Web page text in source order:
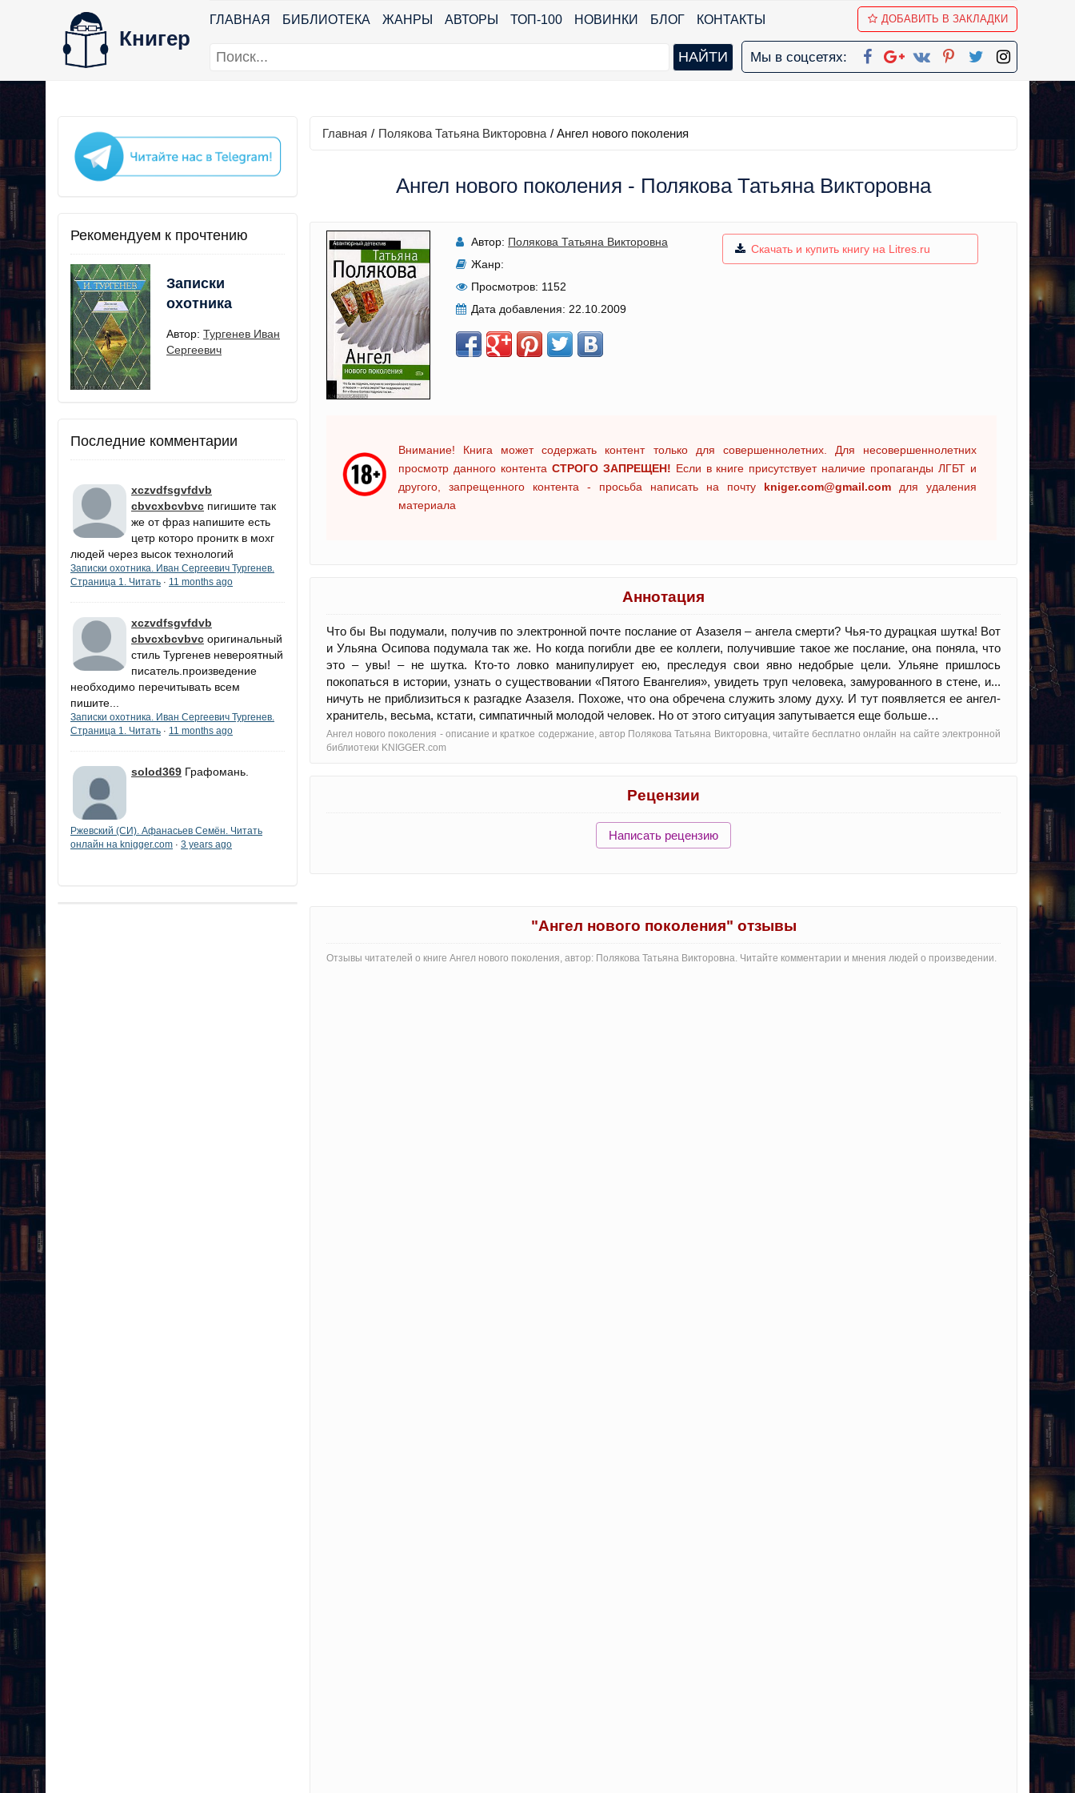
Книгер
ГЛАВНАЯ БИБЛИОТЕКА ЖАНРЫ АВТОРЫ ТОП-100 НОВИНКИ БЛОГ КОНТАКТЫ ДОБАВИТЬ В ЗАКЛАДКИ
Мы в соцсетях:
Рекомендуем к прочтению
Записки
охотника
Автор: Тургенев Иван
Сергеевич
Последние комментарии
xczvdfsgvfdvb
cbvcxbcvbvc пигишите так
же от фраз напишите есть
цетр которо пронитк в мохг
людей через высок технологий
Записки охотника. Иван Сергеевич Тургенев.
Страница 1. Читать · 11 months ago
xczvdfsgvfdvb
cbvcxbcvbvc оригинальный
стиль Тургенев невероятный
писатель.произведение
необходимо перечитывать всем
пишите...
Записки охотника. Иван Сергеевич Тургенев.
Страница 1. Читать · 11 months ago
solod369 Графомань.
Ржевский (СИ). Афанасьев Семён. Читать
онлайн на knigger.com · 3 years ago
Главная / Полякова Татьяна Викторовна / Ангел нового поколения
Ангел нового поколения - Полякова Татьяна Викторовна
Автор: Полякова Татьяна Викторовна
Жанр:
Просмотров: 1152
Дата добавления: 22.10.2009
Скачать и купить книгу на Litres.ru
Внимание! Книга может содержать контент только для совершеннолетних. Для несовершеннолетних
просмотр данного контента СТРОГО ЗАПРЕЩЕН! Если в книге присутствует наличие пропаганды ЛГБТ и
другого, запрещенного контента - просьба написать на почту kniger.com@gmail.com для удаления
материала
Аннотация
Что бы Вы подумали, получив по электронной почте послание от Азазеля – ангела смерти? Чья-то дурацкая шутка! Вот
и Ульяна Осипова подумала так же. Но когда погибли две ее коллеги, получившие такое же послание, она поняла, что
это – увы! – не шутка. Кто-то ловко манипулирует ею, преследуя свои явно недобрые цели. Ульяне пришлось
покопаться в истории, узнать о существовании «Пятого Евангелия», увидеть труп человека, замурованного в стене, и...
ничуть не приблизиться к разгадке Азазеля. Похоже, что она обречена служить злому духу. И тут появляется ее ангел-
хранитель, весьма, кстати, симпатичный молодой человек. Но от этого ситуация запутывается еще больше…
Ангел нового поколения - oписание и краткое содержание, автор Полякова Татьяна Викторовна, читайте бесплатно онлайн на сайте электронной
библиотеки KNIGGER.com
Рецензии
Написать рецензию
"Ангел нового поколения" отзывы
Отзывы читателей о книге Ангел нового поколения, автор: Полякова Татьяна Викторовна. Читайте комментарии и мнения людей о произведении.